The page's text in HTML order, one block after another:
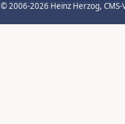
© 2006-2026 Heinz Herzog,